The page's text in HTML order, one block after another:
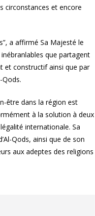
circonstances et encore
a affirmé Sa Majesté le
que partagent
et constructif ainsi que par
Qods.
être dans la région est
à la solution à deux
internationale. Sa
Qods, ainsi que de son
aux adeptes des religions